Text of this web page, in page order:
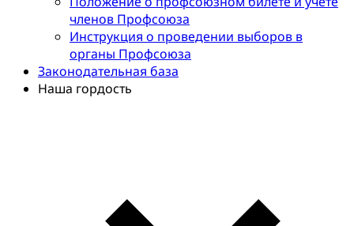
членов Профсоюза
Инструкция о проведении выборов в
органы Профсоюза
Законодательная база
Наша гордость